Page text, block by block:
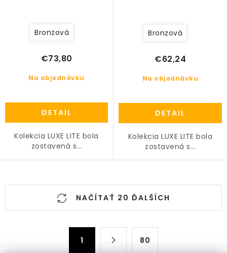
Bronzová
Na objednávku
€73,80
DETAIL
Kolekcia LUXE LITE bola
zostavená s...
Bronzová
Na objednávku
€62,24
DETAIL
Kolekcia LUXE LITE bola
zostavená s...
O
NAČÍTAŤ 20 ĎALŠÍCH
1 80